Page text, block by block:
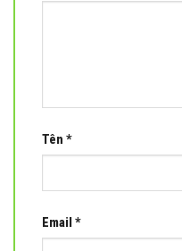
Tên *
Email *